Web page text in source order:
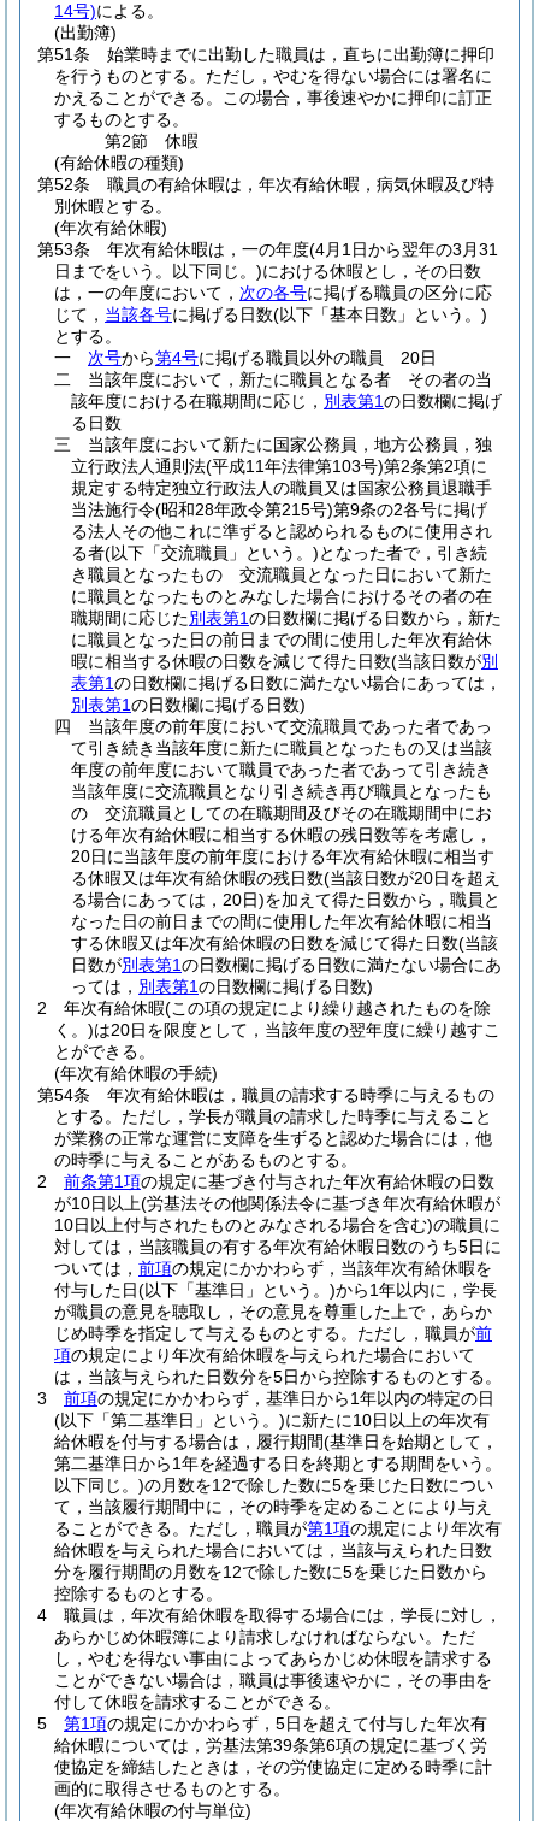
14号)による。
(出勤簿)
第51条
始業時までに出勤した職員は，直ちに出勤簿に押印
を行うものとする。 ただし，やむを得ない場合には署名に
かえることができる。
この場合，事後速やかに押印に訂正
するものとする。
第2節
休暇
(有給休暇の種類)
第52条
職員の有給休暇は，年次有給休暇，病気休暇及び特
別休暇とする。
(年次有給休暇)
第53条
年次有給休暇は，一の年度(4月1日から翌年の3月31
日までをいう。以下同じ。)における休暇とし，その日数
は，一の年度において， 次の各号に掲げる職員の区分に応
じて， 当該各号に掲げる日数(以下「基本日数」という。)
とする。
一
次号から第4号に掲げる職員以外の職員 20日
二
当該年度において，新たに職員となる者 その者の当
該年度における在職期間に応じ， 別表第1の日数欄に掲げ
る日数
三
当該年度において新たに国家公務員，地方公務員，独
立行政法人通則法(平成11年法律第103号)第2条第2項に
規定する特定独立行政法人の職員又は国家公務員退職手
当法施行令(昭和28年政令第215号)第9条の2各号に掲げ
る法人その他これに準ずると認められるものに使用され
る者(以下「交流職員」という。)となった者で，引き続
き職員となったもの 交流職員となった日において新た
に職員となったものとみなした場合におけるその者の在
職期間に応じた別表第1の日数欄に掲げる日数から，新た
に職員となった日の前日までの間に使用した年次有給休
暇に相当する休暇の日数を減じて得た日数(当該日数が別
表第1の日数欄に掲げる日数に満たない場合にあっては，
別表第1の日数欄に掲げる日数)
四
当該年度の前年度において交流職員であった者であっ
て引き続き当該年度に新たに職員となったもの又は当該
年度の前年度において職員であった者であって引き続き
当該年度に交流職員となり引き続き再び職員となったも
の 交流職員としての在職期間及びその在職期間中にお
ける年次有給休暇に相当する休暇の残日数等を考慮し，
20日に当該年度の前年度における年次有給休暇に相当す
る休暇又は年次有給休暇の残日数(当該日数が20日を超え
る場合にあっては，20日)を加えて得た日数から，職員と
なった日の前日までの間に使用した年次有給休暇に相当
する休暇又は年次有給休暇の日数を減じて得た日数(当該
日数が別表第1の日数欄に掲げる日数に満たない場合にあ
っては， 別表第1の日数欄に掲げる日数)
2
年次有給休暇(この項の規定により繰り越されたものを除
く。)は20日を限度として，当該年度の翌年度に繰り越すこ
とができる。
(年次有給休暇の手続)
第54条
年次有給休暇は，職員の請求する時季に与えるもの
とする。 ただし，学長が職員の請求した時季に与えること
が業務の正常な運営に支障を生ずると認めた場合には，他
の時季に与えることがあるものとする。
2
前条第1項の規定に基づき付与された年次有給休暇の日数
が10日以上(労基法その他関係法令に基づき年次有給休暇が
10日以上付与されたものとみなされる場合を含む)の職員に
対しては，当該職員の有する年次有給休暇日数のうち5日に
ついては， 前項の規定にかかわらず，当該年次有給休暇を
付与した日(以下「基準日」という。)から1年以内に，学長
が職員の意見を聴取し，その意見を尊重した上で，あらか
じめ時季を指定して与えるものとする。 ただし，職員が前
項の規定により年次有給休暇を与えられた場合において
は，当該与えられた日数分を5日から控除するものとする。
3
前項の規定にかかわらず，基準日から1年以内の特定の日
(以下「第二基準日」という。)に新たに10日以上の年次有
給休暇を付与する場合は，履行期間(基準日を始期として，
第二基準日から1年を経過する日を終期とする期間をいう。
以下同じ。)の月数を12で除した数に5を乗じた日数につい
て，当該履行期間中に，その時季を定めることにより与え
ることができる。 ただし，職員が第1項の規定により年次有
給休暇を与えられた場合においては，当該与えられた日数
分を履行期間の月数を12で除した数に5を乗じた日数から
控除するものとする。
4
職員は，年次有給休暇を取得する場合には，学長に対し，
あらかじめ休暇簿により請求しなければならない。 ただ
し，やむを得ない事由によってあらかじめ休暇を請求する
ことができない場合は，職員は事後速やかに，その事由を
付して休暇を請求することができる。
5
第1項の規定にかかわらず，5日を超えて付与した年次有
給休暇については，労基法第39条第6項の規定に基づく労
使協定を締結したときは，その労使協定に定める時季に計
画的に取得させるものとする。
(年次有給休暇の付与単位)